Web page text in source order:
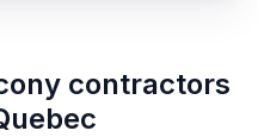
contractors